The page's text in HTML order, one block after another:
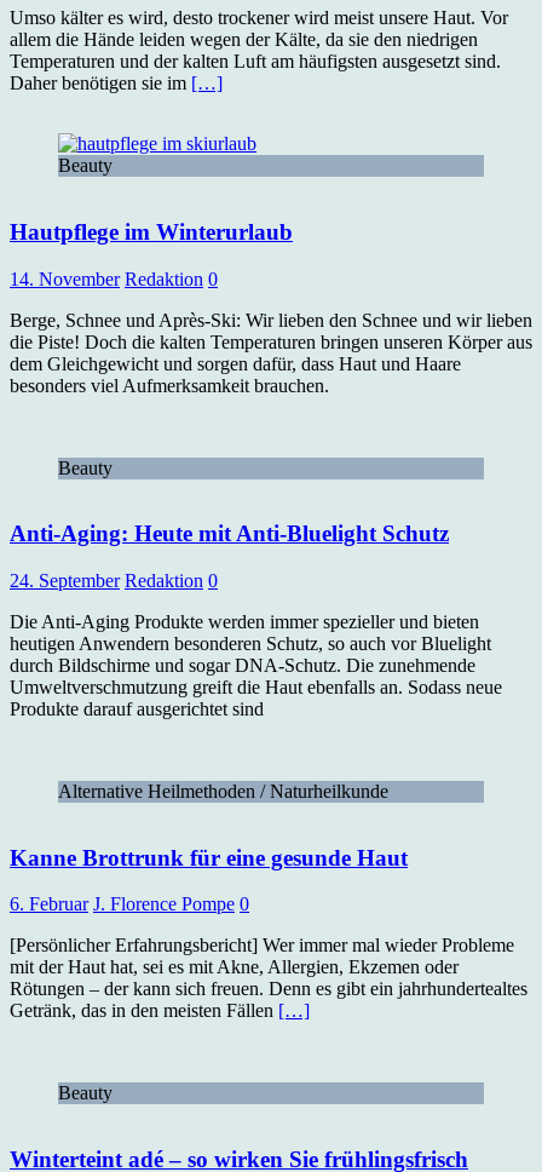
Umso kälter es wird, desto trockener wird meist unsere Haut. Vor
allem die Hände leiden wegen der Kälte, da sie den niedrigen
Temperaturen und der kalten Luft am häufigsten ausgesetzt sind.
Daher benötigen sie im […]
Beauty
Hautpflege im Winterurlaub
14. November Redaktion 0
Berge, Schnee und Après-Ski: Wir lieben den Schnee und wir lieben
die Piste! Doch die kalten Temperaturen bringen unseren Körper aus
dem Gleichgewicht und sorgen dafür, dass Haut und Haare
besonders viel Aufmerksamkeit brauchen.
Beauty
Anti-Aging: Heute mit Anti-Bluelight Schutz
24. September Redaktion 0
Die Anti-Aging Produkte werden immer spezieller und bieten
heutigen Anwendern besonderen Schutz, so auch vor Bluelight
durch Bildschirme und sogar DNA-Schutz. Die zunehmende
Umweltverschmutzung greift die Haut ebenfalls an. Sodass neue
Produkte darauf ausgerichtet sind
Alternative Heilmethoden / Naturheilkunde
Kanne Brottrunk für eine gesunde Haut
6. Februar J. Florence Pompe 0
[Persönlicher Erfahrungsbericht] Wer immer mal wieder Probleme
mit der Haut hat, sei es mit Akne, Allergien, Ekzemen oder
Rötungen – der kann sich freuen. Denn es gibt ein jahrhundertealtes
Getränk, das in den meisten Fällen […]
Beauty
Winterteint adé – so wirken Sie frühlingsfrisch